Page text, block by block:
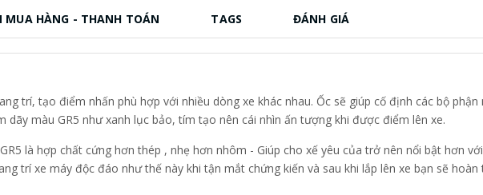
MUA HÀNG - THANH TOÁN TAGS ĐÁNH GIÁ
trí, tạo điểm nhấn phù hợp với nhiều dòng xe khác nhau. Ốc sẽ giúp cố định các bộ
dãy màu GR5 như xanh lục bảo, tím tạo nên cái nhìn ấn tượng khi được điểm lên xe.
là hợp chất cứng hơn thép , nhẹ hơn nhôm - Giúp cho xế yêu của trở nên nổi bật hơn
trí xe máy độc đáo như thế này khi tận mắt chứng kiến và sau khi lắp lên xe bạn sẽ